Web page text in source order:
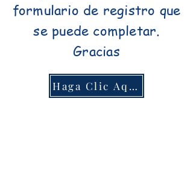
formulario de registro que
se puede completar.
Gracias
Haga Clic Aquí